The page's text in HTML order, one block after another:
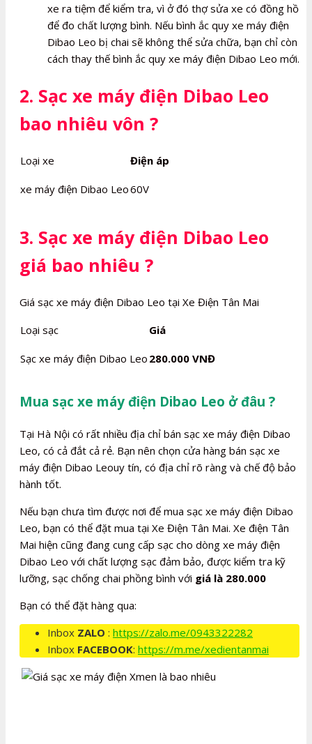
xe ra tiệm để kiểm tra, vì ở đó thợ sửa xe có đồng hồ
để đo chất lượng bình. Nếu bình ắc quy xe máy điện
Dibao Leo bị chai sẽ không thể sửa chữa, bạn chỉ còn
cách thay thế bình ắc quy xe máy điện Dibao Leo mới.
2. Sạc xe máy điện Dibao Leo
bao nhiêu vôn ?
Loại xe Điện áp
xe máy điện Dibao Leo60V
3. Sạc xe máy điện Dibao Leo
giá bao nhiêu ?
Giá sạc xe máy điện Dibao Leo tại Xe Điện Tân Mai
Loại sạc
Giá
Sạc xe máy điện Dibao Leo 280.000 VNĐ
Mua sạc xe máy điện Dibao Leo ở đâu ?
Tại Hà Nội có rất nhiều địa chỉ bán sạc xe máy điện Dibao
Leo, có cả đắt cả rẻ. Bạn nên chọn cửa hàng bán sạc xe
máy điện Dibao Leouy tín, có địa chỉ rõ ràng và chế độ bảo
hành tốt.
Nếu bạn chưa tìm được nơi để mua sạc xe máy điện Dibao
Leo, bạn có thể đặt mua tại Xe Điện Tân Mai. Xe điện Tân
Mai hiện cũng đang cung cấp sạc cho dòng xe máy điện
Dibao Leo với chất lượng sạc đảm bảo, được kiểm tra kỹ
lưỡng, sạc chống chai phồng bình với giá là 280.000
Bạn có thể đặt hàng qua:
Inbox ZALO : https://zalo.me/0943322282
Inbox FACEBOOK: https://m.me/xedientanmai